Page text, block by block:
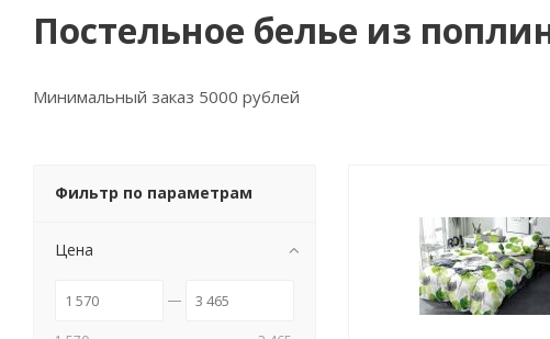
Постельное белье из
Минимальный заказ 5000 рублей
Фильтр по параметрам
Цена